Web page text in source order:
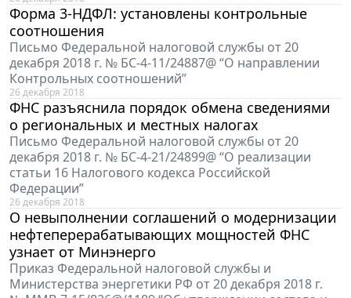
Форма 3-НДФЛ: установлены контрольные
соотношения
Письмо Федеральной налоговой службы от 20
декабря 2018 г. № БС-4-11/24887@ “О направлении
Контрольных соотношений”
26 декабря 2018
ФНС разъяснила порядок обмена сведениями
о региональных и местных налогах
Письмо Федеральной налоговой службы от 20
декабря 2018 г. № БС-4-21/24899@ “О реализации
статьи 16 Налогового кодекса Российской
Федерации”
26 декабря 2018
О невыполнении соглашений о модернизации
нефтеперерабатывающих мощностей ФНС
узнает от Минэнерго
Приказ Федеральной налоговой службы и
Министерства энергетики РФ от 20 декабря 2018 г.